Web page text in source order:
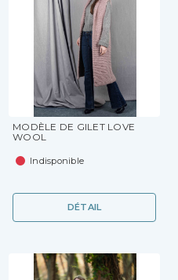
MODÈLE DE GILET LOVE
WOOL
Indisponible
DÉTAIL